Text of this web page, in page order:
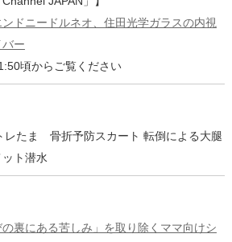
ドニードルネオ、住田光学ガラスの内視
ー
頃からご覧ください
レたま 骨折予防スカート 転倒による大腿
ト潜水
の裏にある苦しみ」を取り除くママ向けシ